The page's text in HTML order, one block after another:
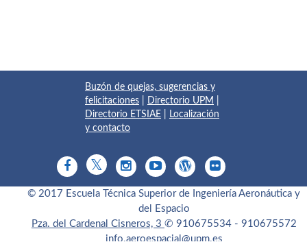
Buzón de quejas, sugerencias y
felicitaciones
Directorio UPM
Directorio ETSIAE
Localización
y contacto
© 2017 Escuela Técnica Superior de Ingeniería Aeronáutica y
del Espacio
Pza. del Cardenal Cisneros, 3 ✆ 910675534 - 910675572
info.aeroespacial@upm.es